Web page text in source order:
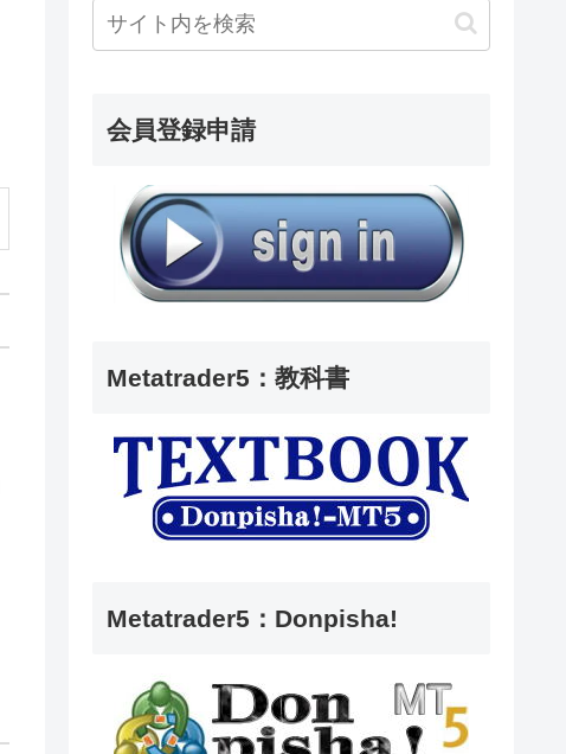
会員登録申請
Metatrader5：教科書
Metatrader5：Donpisha!